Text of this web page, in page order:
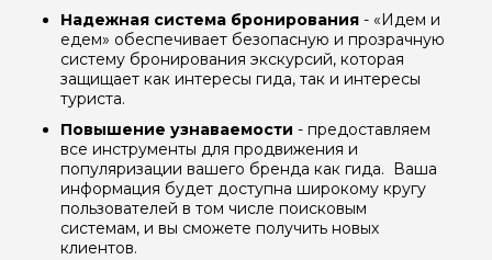
Надежная система бронирования - «Идем и
едем» обеспечивает безопасную и прозрачную
систему бронирования экскурсий, которая
защищает как интересы гида, так и интересы
туриста.
Повышение узнаваемости - предоставляем
все инструменты для продвижения и
популяризации вашего бренда как гида. Ваша
информация будет доступна широкому кругу
пользователей в том числе поисковым
системам, и вы сможете получить новых
клиентов.
Задайте свой вопрос гиду
Как вас зовут